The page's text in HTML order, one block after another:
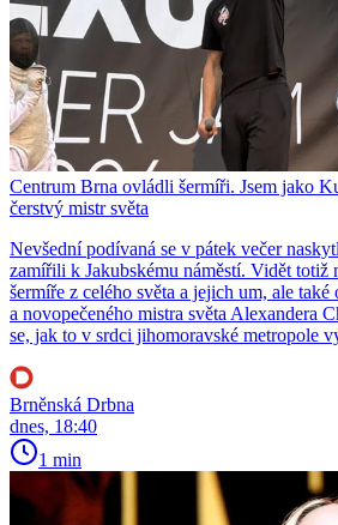
Centrum Brna ovládli šermíři. Jsem jako
čerstvý mistr světa
Nevšední podívaná se v pátek večer
zamířili k Jakubskému náměstí. Vidět totiž
šermíře z celého světa a jejich um, ale
a novopečeného mistra světa Alexandera
se, jak to v srdci jihomoravské metropole
Brněnská Drbna
dnes, 18:40
1 min